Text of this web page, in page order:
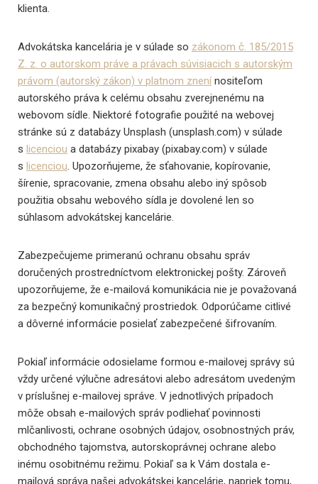
klienta.
Advokátska kancelária je v súlade so zákonom č. 185/2015
Z. z. o autorskom práve a právach súvisiacich s autorským
právom (autorský zákon) v platnom znenínositeľom
autorského práva k celému obsahu zverejnenému na
webovom sídle. Niektoré fotografie použité na webovej
stránke sú z databázy Unsplash (unsplash.com) v súlade
s licenciou a databázy pixabay (pixabay.com) v súlade
s licenciou. Upozorňujeme, že sťahovanie, kopírovanie,
šírenie, spracovanie, zmena obsahu alebo iný spôsob
použitia obsahu webového sídla je dovolené len so
súhlasom advokátskej kancelárie.
Zabezpečujeme primeranú ochranu obsahu správ
doručených prostredníctvom elektronickej pošty. Zároveň
upozorňujeme, že e-mailová komunikácia nie je považovaná
za bezpečný komunikačný prostriedok. Odporúčame citlivé
a dôverné informácie posielať zabezpečené šifrovaním.
Pokiaľ informácie odosielame formou e-mailovej správy sú
vždy určené výlučne adresátovi alebo adresátom uvedeným
v príslušnej e-mailovej správe. V jednotlivých prípadoch
môže obsah e-mailových správ podliehať povinnosti
mlčanlivosti, ochrane osobných údajov, osobnostných práv,
obchodného tajomstva, autorskoprávnej ochrane alebo
inému osobitnému režimu. Pokiaľ sa k Vám dostala e-
mailová správa našej advokátskej kancelárie, napriek tomu,